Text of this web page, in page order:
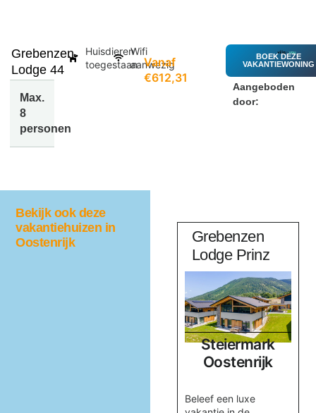
Grebenzen
Lodge 44
Max.
8
personen
Huisdieren
toegestaan
Wifi
aanwezig
Vanaf
€612,31
BOEK DEZE
VAKANTIEWONING
Aangeboden
door:
Bekijk ook deze
vakantiehuizen in
Oostenrijk
Haus
Sonnberg
Grebenzen
Lodge Prinz
Steiermark
Oostenrijk
Beleef een luxe